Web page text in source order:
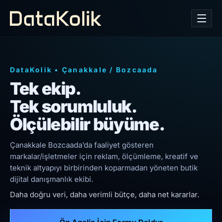
DataKolik • Çanakkale / Bozcaada
Tek ekip.
Tek sorumluluk.
Ölçülebilir büyüme.
Çanakkale Bozcaada’da faaliyet gösteren
markalar/işletmeler için reklam, ölçümleme, kreatif ve
teknik altyapıyı birbirinden koparmadan yöneten butik
dijital danışmanlık ekibi.
Daha doğru veri, daha verimli bütçe, daha net kararlar.